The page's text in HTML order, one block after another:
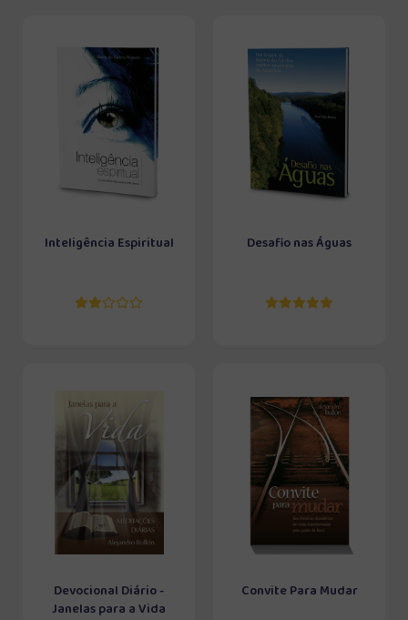
Inteligência Espiritual Desafio nas Águas
Devocional Diário -
Janelas para a Vida
Convite Para Mudar